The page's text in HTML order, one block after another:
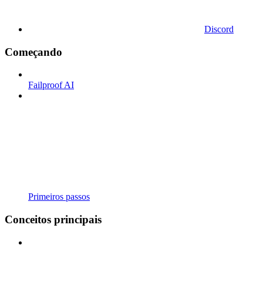
Discord
Começando
Failproof AI
Primeiros passos
Conceitos principais